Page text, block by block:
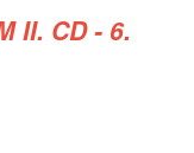
II. CD - 6.